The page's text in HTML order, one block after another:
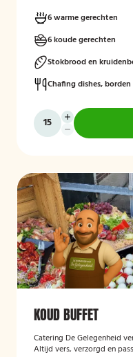
6 warme gerechten
6 koude gerechten
Stokbrood en
Chafing dishes,
KOUD BUFFET
Catering De Gelegenheid
Altijd vers, verzorgd en